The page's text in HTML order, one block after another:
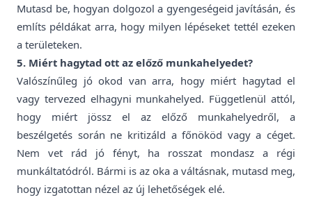
Mutasd be, hogyan dolgozol a gyengeségeid javításán, és
említs példákat arra, hogy milyen lépéseket tettél ezeken
a területeken.
5. Miért hagytad ott az előző munkahelyedet?
Valószínűleg jó okod van arra, hogy miért hagytad el
vagy tervezed elhagyni munkahelyed. Függetlenül attól,
hogy miért jössz el az előző munkahelyedről, a
beszélgetés során ne kritizáld a főnököd vagy a céget.
Nem vet rád jó fényt, ha rosszat mondasz a régi
munkáltatódról. Bármi is az oka a váltásnak, mutasd meg,
hogy izgatottan nézel az új lehetőségek elé.